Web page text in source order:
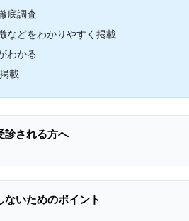
底調査
などをわかりやすく掲載
わかる
載
診される方へ
いためのポイント